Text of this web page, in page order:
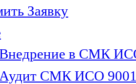
Заявку
в СМК
СМК ИСО